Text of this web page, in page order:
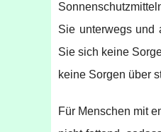
Sie unterwegs und
Sie sich keine
keine Sorgen über
Für Menschen mit